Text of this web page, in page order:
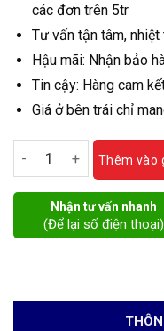
các đơn trên 5tr
Tư vấn tận tâm, nhiệt
Hậu mãi: Nhận bảo
Tin cậy: Hàng cam
Giá ở bên trái chỉ
Van cổng dao điều
Thêm vào
Nhận tư vấn nhanh
(Để lại số điện thoại)